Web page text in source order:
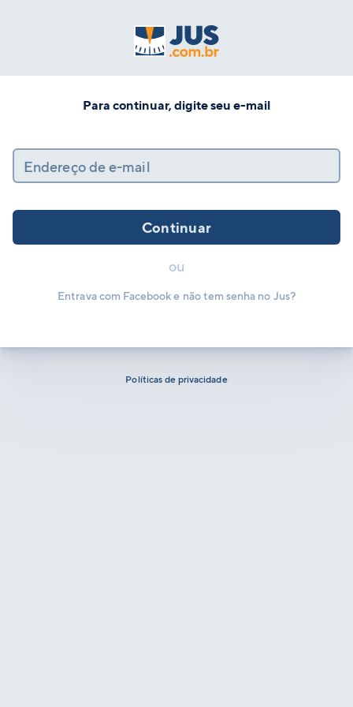
Para continuar, digite seu e-mail
Endereço de e-mail
Continuar
ou
Entrava com Facebook e não tem senha no Jus?
Políticas de privacidade